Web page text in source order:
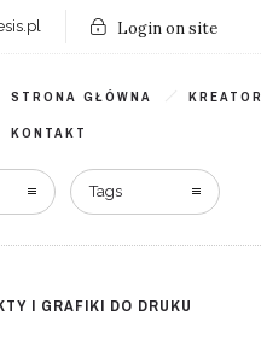
Login on site
STRONA GŁÓWNA KREATOR
KONTAKT
Tags
I GRAFIKI DO DRUKU